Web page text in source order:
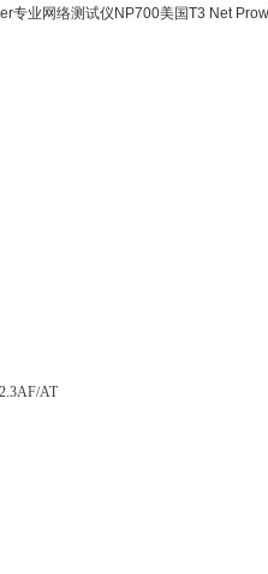
专业网络测试仪NP700美国T3 Net
AT